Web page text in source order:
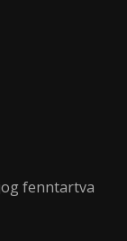
fenntartva